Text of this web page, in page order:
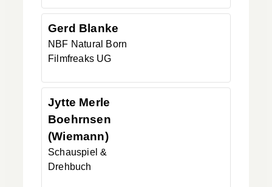
Gerd Blanke
NBF Natural Born
Filmfreaks UG
Jytte Merle
Boehrnsen
(Wiemann)
Schauspiel &
Drehbuch